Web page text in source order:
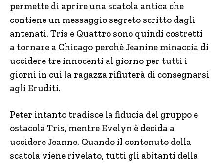
permette di aprire una scatola antica che
contiene un messaggio segreto scritto dagli
antenati. Tris e Quattro sono quindi costretti
a tornare a Chicago perchè Jeanine minaccia di
uccidere tre innocenti al giorno per tutti i
giorni in cui la ragazza rifiuterà di consegnarsi
agli Eruditi.
Peter intanto tradisce la fiducia del gruppo e
ostacola Tris, mentre Evelyn è decida a
uccidere Jeanne. Quando il contenuto della
scatola viene rivelato, tutti gli abitanti della